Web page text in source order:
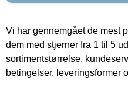
Vi har gennemgået de mest
dem med stjerner fra 1 til 5
sortimentstørrelse,
betingelser, leveringsformer